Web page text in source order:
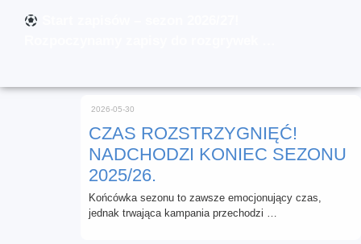
CZAS ROZSTRZYGNIĘĆ!
NADCHODZI KONIEC SEZONU
2025/26.
2026-05-30
Końcówka sezonu to zawsze emocjonujący czas,
jednak trwająca kampania przechodzi …